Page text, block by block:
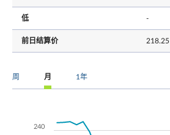
低 -
前日结算价 218.25
周 月 1年
240